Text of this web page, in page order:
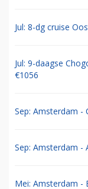
Jul: 8-dg cruise
Jul: 9-daagse
€1056
Sep: Amsterdam -
Sep: Amsterdam -
Mei: Amsterdam -